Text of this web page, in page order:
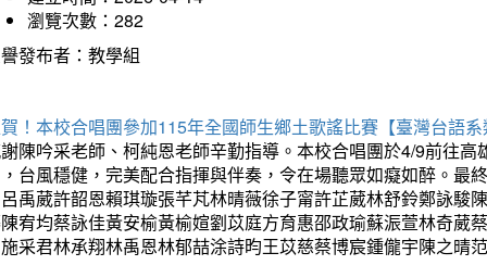
瀏覽次數：282
發布者：教學組
！本校合唱團參加115年全國師生鄉土歌謠比賽【臺灣台語
陳吟采老師、柯純恩老師辛勤指導。本校合唱團於4/9前往
台風穩健，完美配合指揮與伴奏，令在場聽眾如癡如醉。最
禹葳許韶恩賴琪璇張芊芃林晴薇徐子甯許芷葳林舒鈴鄭詠駿
宥均蔡詠佳黃安榆黃榆媗劉苡庭方育惠邵政瑜蘇浱萱林奇葳
采君林承翔林禹恩林郁喆涂詩昀王苡慈蔡博宸鍾儱宇陳之晴